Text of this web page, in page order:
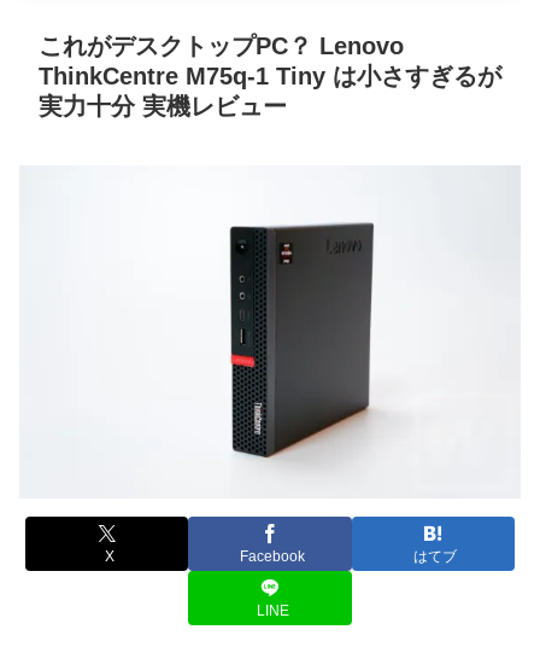
これがデスクトップPC？ Lenovo
ThinkCentre M75q-1 Tiny は小さすぎるが
実力十分 実機レビュー
X Facebook はてブ
LINE